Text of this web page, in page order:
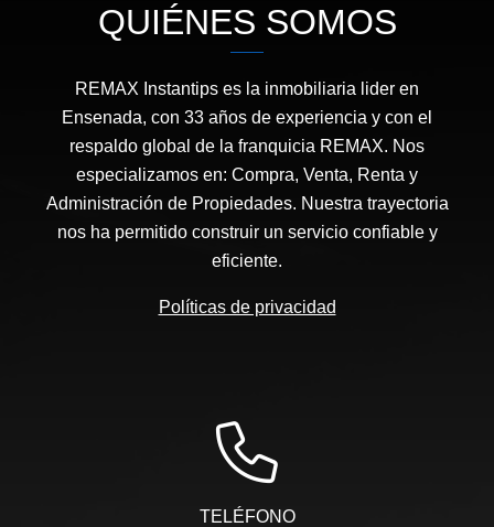
QUIÉNES SOMOS
REMAX Instantips es la inmobiliaria lider en
Ensenada, con 33 años de experiencia y con el
respaldo global de la franquicia REMAX. Nos
especializamos en: Compra, Venta, Renta y
Administración de Propiedades. Nuestra trayectoria
nos ha permitido construir un servicio confiable y
eficiente.
Políticas de privacidad
TELÉFONO